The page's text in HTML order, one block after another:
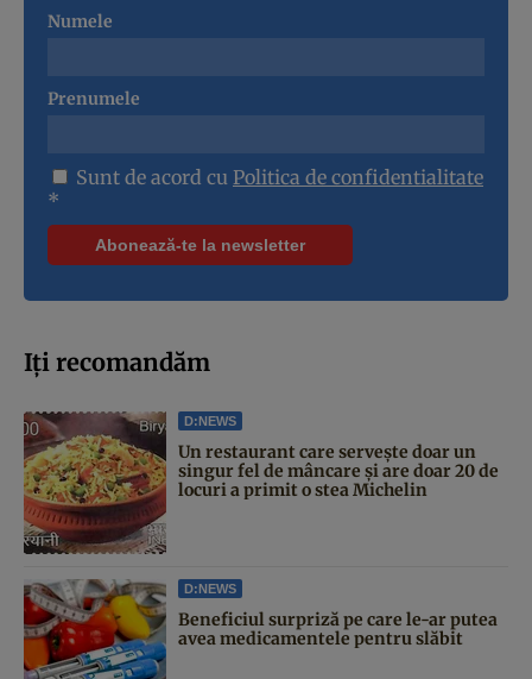
Numele
Prenumele
Sunt de acord cu Politica de confidentialitate
*
Iți recomandăm
D:NEWS
Un restaurant care servește doar un
singur fel de mâncare și are doar 20 de
locuri a primit o stea Michelin
D:NEWS
Beneficiul surpriză pe care le-ar putea
avea medicamentele pentru slăbit